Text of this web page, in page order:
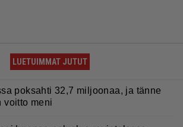
LUETUIMMAT JUTUT
poksahti 32,7 miljoonaa, ja tänne
voitto meni